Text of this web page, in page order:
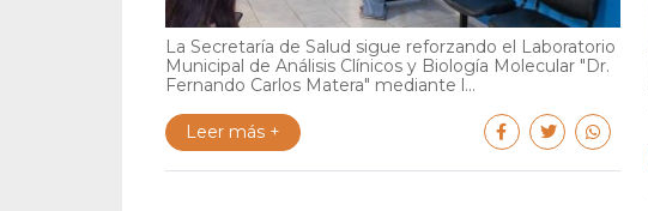
La Secretaría de Salud sigue reforzando el Laboratorio
Municipal de Análisis Clínicos y Biología Molecular "Dr.
Fernando Carlos Matera" mediante l...
Leer más +